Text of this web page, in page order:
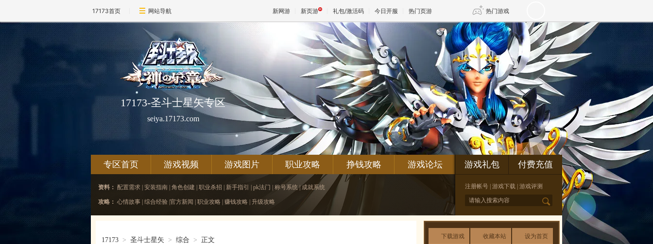
17173首页 网站导航 新网游 新页游 礼包/激活码 今日开服 热门页游 热门游戏
DNF 传奇4
天堂 剑网3旗舰版 新天龙八部
王权与自由 诛仙世界 新仙侠5
17173-圣斗士星矢专区
seiya.17173.com
专区首页 游戏视频 游戏图片 职业攻略 挣钱攻略 游戏论坛
资料： 配置需求 安装指南 角色创建 职业杀招 新手指引 pk法门 称号系统|成就系统
攻略： 心情故事 综合经验 官方新闻 职业攻略 赚钱攻略 升级攻略
游戏礼包 付费充值
注册帐号 游戏下载 游戏评测
*
下载游戏 收藏本站 设为首页
17173 > 圣斗士星矢 > 综合 > 正文